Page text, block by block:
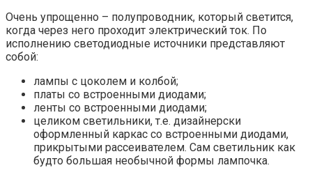
Очень упрощенно – полупроводник, который светится,
когда через него проходит электрический ток. По
исполнению светодиодные источники представляют
собой:
лампы с цоколем и колбой;
платы со встроенными диодами;
ленты со встроенными диодами;
целиком светильники, т.е. дизайнерски
оформленный каркас со встроенными диодами,
прикрытыми рассеивателем. Сам светильник как
будто большая необычной формы лампочка.